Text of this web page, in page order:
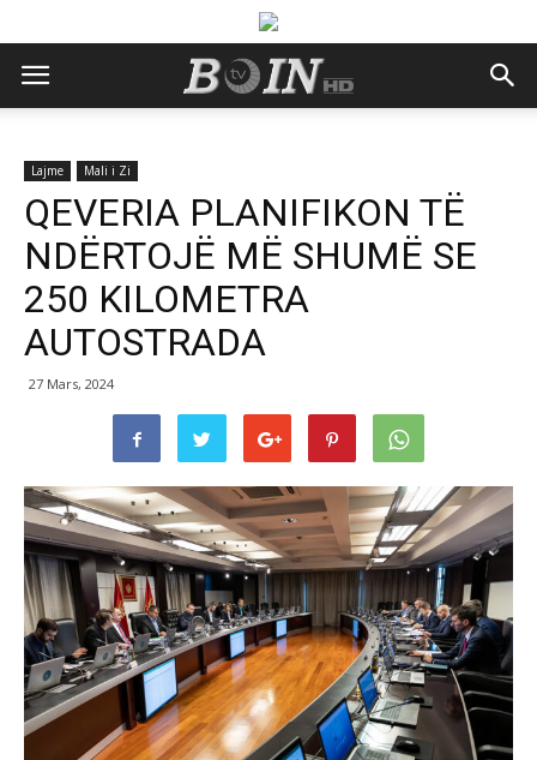
Lajme Mali i Zi
QEVERIA PLANIFIKON TË
NDËRTOJË MË SHUMË SE
250 KILOMETRA
AUTOSTRADA
27 Mars, 2024